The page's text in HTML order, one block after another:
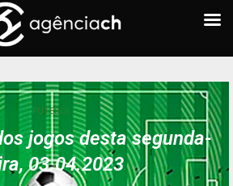
FUTEBOL
jogos desta segunda-
03.04.2023